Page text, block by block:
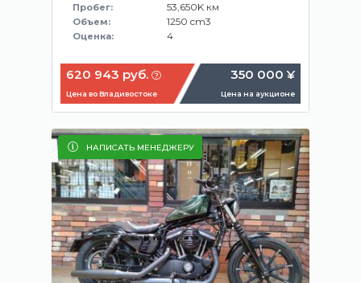
Пробег: 53,650K км
Объем: 1250 cm3
Оценка: 4
620 943 руб.
Цена во Владивостоке
350 000 ¥
Цена на аукционе
НАПИСАТЬ МЕНЕДЖЕРУ